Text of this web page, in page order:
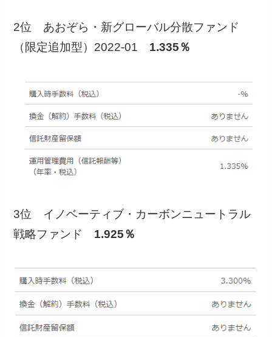
2位 あおぞら・新グローバル分散ファンド
（限定追加型）2022-01 1.335％
3位 イノベーティブ・カーボンニュートラル
戦略ファンド 1.925％